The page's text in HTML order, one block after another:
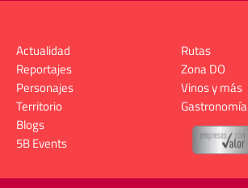
Actualidad
Reportajes
Personajes
Territorio
Rutas
Zona DO
Vinos y más
Gastronomía
Blogs
5B Events